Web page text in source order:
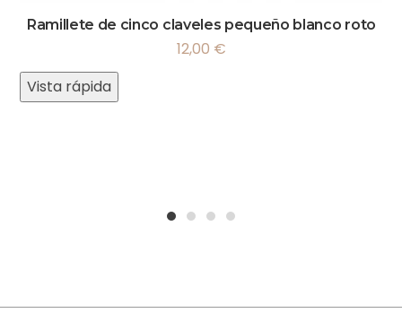
Ramillete de cinco claveles pequeño blanco roto
12,00 €
Vista rápida